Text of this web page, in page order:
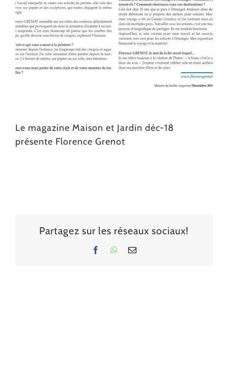
Le magazine Maison et Jardin déc-18
présente Florence Grenot
Partagez sur les réseaux sociaux!
FacebookWhatsApp
Email